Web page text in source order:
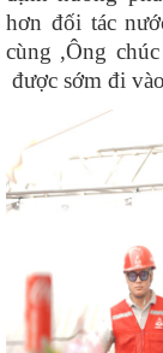
hơn đối tác
cùng ,Ông
được sớm đi